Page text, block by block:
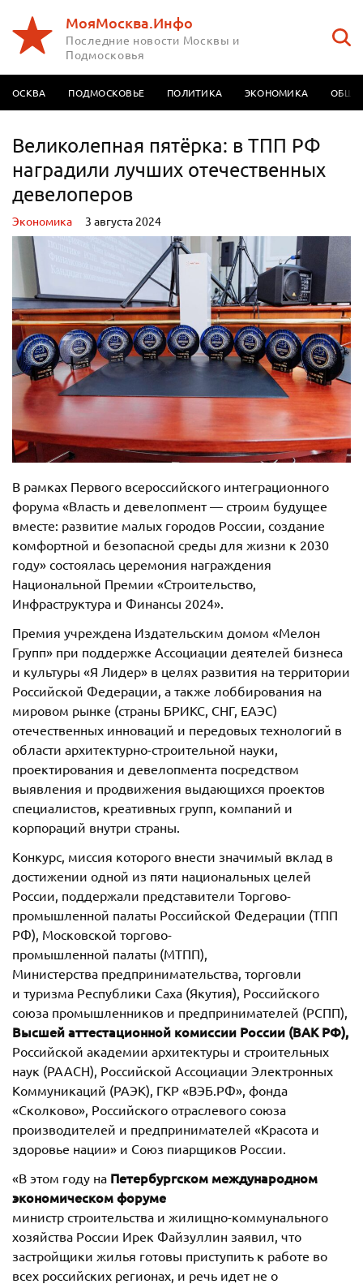
МояМосква.Инфо
Последние новости Москвы и
Подмосковья
МОСКВА ПОДМОСКОВЬЕ ПОЛИТИКА ЭКОНОМИКА
Великолепная пятёрка: в ТПП РФ
наградили лучших отечественных
девелоперов
Экономика 3 августа 2024
В рамках Первого всероссийского интеграционного
форума «Власть и девелопмент — строим будущее
вместе: развитие малых городов России, создание
комфортной и безопасной среды для жизни к 2030
году» состоялась церемония награждения
Национальной Премии «Строительство,
Инфраструктура и Финансы 2024».
Премия учреждена Издательским домом «Мелон
Групп» при поддержке Ассоциации деятелей бизнеса
и культуры «Я Лидер» в целях развития на территории
Российской Федерации, а также лоббирования на
мировом рынке (страны БРИКС, СНГ, ЕАЭС)
отечественных инноваций и передовых технологий в
области архитектурно-строительной науки,
проектирования и девелопмента посредством
выявления и продвижения выдающихся проектов
специалистов, креативных групп, компаний и
корпораций внутри страны.
Конкурс, миссия которого внести значимый вклад в
достижении одной из пяти национальных целей
России, поддержали представители Торгово-
промышленной палаты Российской Федерации (ТПП
РФ), Московской торгово-
промышленной палаты (МТПП),
Министерства предпринимательства, торговли
и туризма Республики Саха (Якутия), Российского
союза промышленников и предпринимателей (РСПП),
Высшей аттестационной комиссии России (ВАК РФ),
Российской академии архитектуры и строительных
наук (РААСН), Российской Ассоциации Электронных
Коммуникаций (РАЭК), ГКР «ВЭБ.РФ», фонда
«Сколково», Российского отраслевого союза
производителей и предпринимателей «Красота и
здоровье нации» и Союз пиарщиков России.
«В этом году на Петербургском международном
экономическом форуме
министр строительства и жилищно-коммунального
хозяйства России Ирек Файзуллин заявил, что
застройщики жилья готовы приступить к работе во
всех российских регионах, и речь идет не о